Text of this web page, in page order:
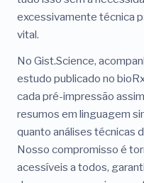
excessivamente técnica
vital.
No Gist.Science,
estudo publicado no
cada pré-impressão
resumos em linguagem
quanto análises técnicas
Nosso compromisso é
acessíveis a todos,